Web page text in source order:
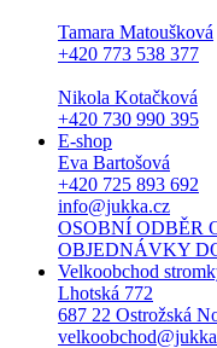
Tamara Matoušková
+420 773 538 377
Nikola Kotačková
+420 730 990 395
E-shop
Eva Bartošová
+420 725 893 692
info@jukka.cz
OSOBNÍ ODBĚR
OBJEDNÁVKY
Velkoobchod
Lhotská 772
687 22 Ostrožská